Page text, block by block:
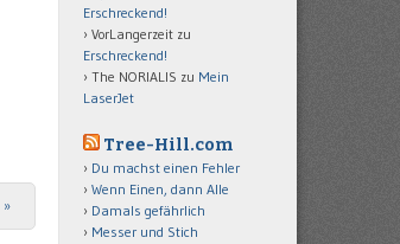
»
Erschreckend!
VorLangerzeit zu
Erschreckend!
The NORIALIS zu Mein
LaserJet
Tree-Hill.com
Du machst einen Fehler
Wenn Einen, dann Alle
Damals gefährlich
Messer und Stich